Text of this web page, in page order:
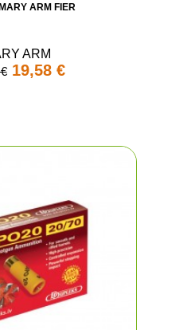
ARM FIER
ARM
19,58 €